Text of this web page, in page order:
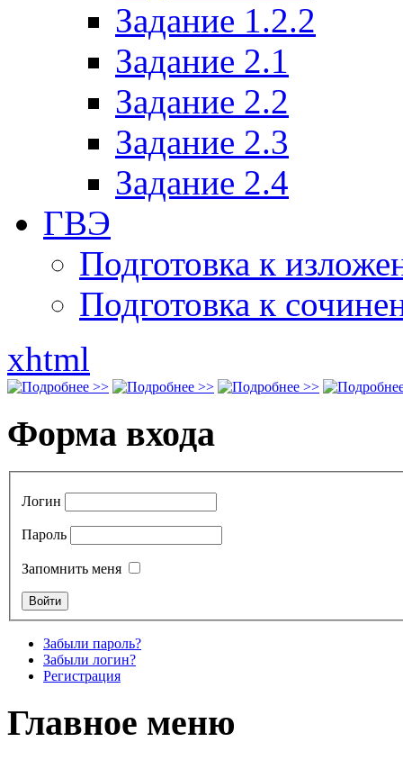
Задание 1.2.2
Задание 2.1
Задание 2.2
Задание 2.3
Задание 2.4
ГВЭ
Подготовка к
Подготовка к
xhtml
Форма входа
Логин
Пароль
Запомнить меня
Забыли пароль?
Забыли логин?
Регистрация
Главное меню